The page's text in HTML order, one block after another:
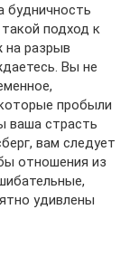
будничность
подход к
на разрыв
Вы не
пробыли
ваша страсть
вам следует
отношения из
удивлены